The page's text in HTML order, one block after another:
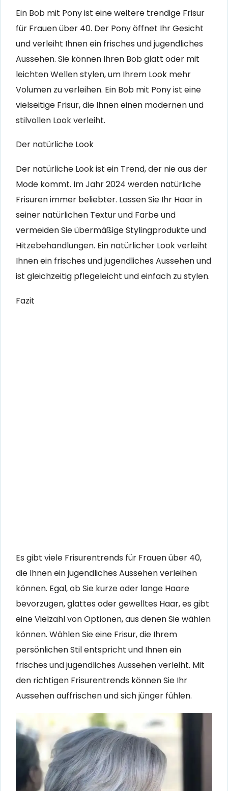
Ein Bob mit Pony ist eine weitere trendige Frisur
für Frauen über 40. Der Pony öffnet Ihr Gesicht
und verleiht Ihnen ein frisches und jugendliches
Aussehen. Sie können Ihren Bob glatt oder mit
leichten Wellen stylen, um Ihrem Look mehr
Volumen zu verleihen. Ein Bob mit Pony ist eine
vielseitige Frisur, die Ihnen einen modernen und
stilvollen Look verleiht.
Der natürliche Look
Der natürliche Look ist ein Trend, der nie aus der
Mode kommt. Im Jahr 2024 werden natürliche
Frisuren immer beliebter. Lassen Sie Ihr Haar in
seiner natürlichen Textur und Farbe und
vermeiden Sie übermäßige Stylingprodukte und
Hitzebehandlungen. Ein natürlicher Look verleiht
Ihnen ein frisches und jugendliches Aussehen und
ist gleichzeitig pflegeleicht und einfach zu stylen.
Fazit
Es gibt viele Frisurentrends für Frauen über 40,
die Ihnen ein jugendliches Aussehen verleihen
können. Egal, ob Sie kurze oder lange Haare
bevorzugen, glattes oder gewelltes Haar, es gibt
eine Vielzahl von Optionen, aus denen Sie wählen
können. Wählen Sie eine Frisur, die Ihrem
persönlichen Stil entspricht und Ihnen ein
frisches und jugendliches Aussehen verleiht. Mit
den richtigen Frisurentrends können Sie Ihr
Aussehen auffrischen und sich jünger fühlen.